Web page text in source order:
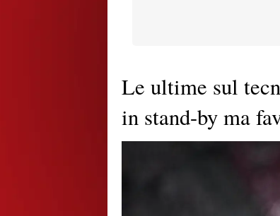
Le ultime sul
in stand-by ma